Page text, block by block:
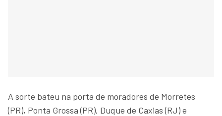
A sorte bateu na porta de moradores de Morretes
(PR), Ponta Grossa (PR), Duque de Caxias (RJ) e